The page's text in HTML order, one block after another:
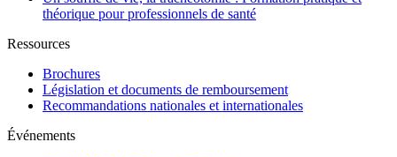
théorique pour professionnels de santé
Ressources
Brochures
Législation et documents de remboursement
Recommandations nationales et internationales
Événements